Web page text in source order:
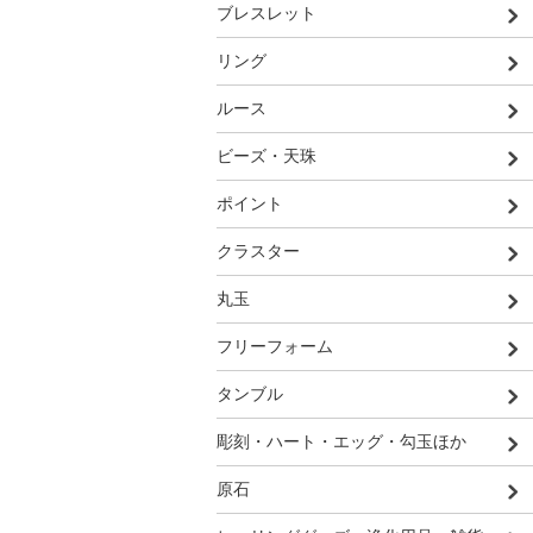
ブレスレット
リング
ルース
ビーズ・天珠
ポイント
クラスター
丸玉
フリーフォーム
タンブル
彫刻・ハート・エッグ・勾玉ほか
原石